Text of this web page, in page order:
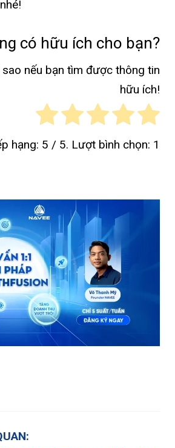
có hữu ích cho bạn?
sao nếu bạn tìm được thông tin
hữu ích!
hạng: 5 / 5. Lượt bình chọn: 1